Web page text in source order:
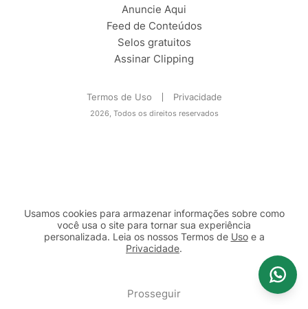
Anuncie Aqui
Feed de Conteúdos
Selos gratuitos
Assinar Clipping
Termos de Uso Privacidade
2026, Todos os direitos reservados
Usamos cookies para armazenar informações sobre como
você usa o site para tornar sua experiência
personalizada. Leia os nossos Termos de Usoe a
Privacidade.
Prosseguir